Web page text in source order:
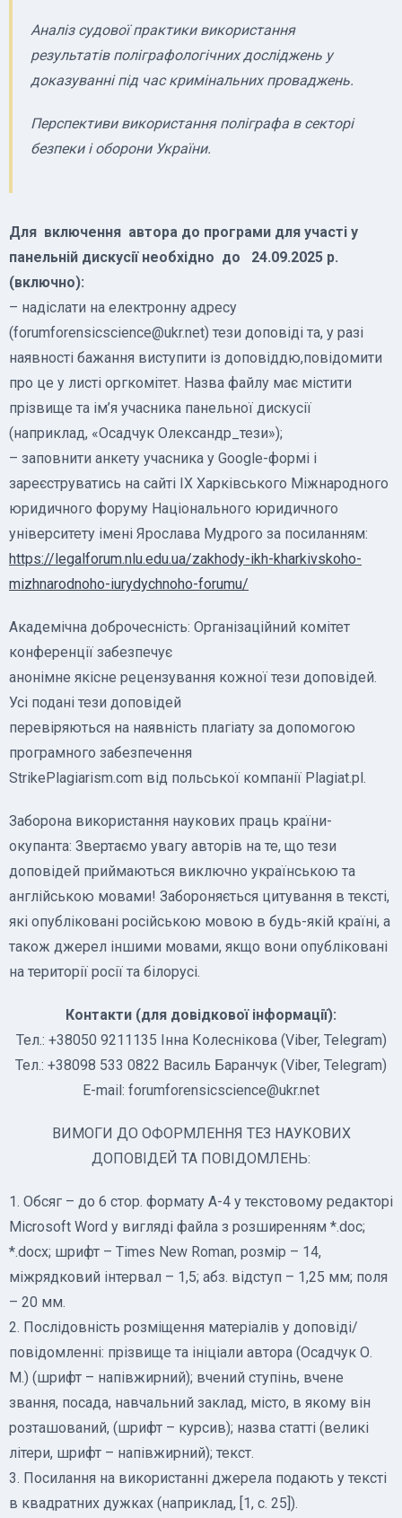
Аналіз судової практики використання
результатів поліграфологічних досліджень у
доказуванні під час кримінальних проваджень.
Перспективи використання поліграфа в секторі
безпеки і оборони України.
Для включення автора до програми для участі у
панельній дискусії необхідно до 24.09.2025 р.
(включно):
– надіслати на електронну адресу
(forumforensicscience@ukr.net) тези доповіді та, у разі
наявності бажання виступити із доповіддю,повідомити
про це у листі оргкомітет. Назва файлу має містити
прізвище та ім’я учасника панельної дискусії
(наприклад, «Осадчук Олександр_тези»);
– заповнити анкету учасника у Google-формі і
зареєструватись на сайті ІХ Харківського Міжнародного
юридичного форуму Національного юридичного
університету імені Ярослава Мудрого за посиланням:
https://legalforum.nlu.edu.ua/zakhody-ikh-kharkivskoho-
mizhnarodnoho-iurydychnoho-forumu/
Академічна доброчесність: Організаційний комітет
конференції забезпечує
анонімне якісне рецензування кожної тези доповідей.
Усі подані тези доповідей
перевіряються на наявність плагіату за допомогою
програмного забезпечення
StrikePlagiarism.com від польської компанії Plagiat.pl.
Заборона використання наукових праць країни-
окупанта: Звертаємо увагу авторів на те, що тези
доповідей приймаються виключно українською та
англійською мовами! Забороняється цитування в тексті,
які опубліковані російською мовою в будь-якій країні, а
також джерел іншими мовами, якщо вони опубліковані
на території росії та білорусі.
Контакти (для довідкової інформації):
Тел.: ‪+38050 9211135‬ Інна Колеснікова (Viber, Telegram)
Тел.: ‪+38098 533 0822‬ Василь Баранчук (Viber, Telegram)
Е-mail: forumforensicscience@ukr.net
ВИМОГИ ДО ОФОРМЛЕННЯ ТЕЗ НАУКОВИХ
ДОПОВІДЕЙ ТА ПОВІДОМЛЕНЬ:
1. Обсяг – до 6 стор. формату А-4 у текстовому редакторі
Microsoft Word у вигляді файла з розширенням *.doc;
*.doсх; шрифт – Times New Roman, розмір – 14,
міжрядковий інтервал – 1,5; абз. відступ – 1,25 мм; поля
– 20 мм.
2. Послідовність розміщення матеріалів у доповіді/
повідомленні: прізвище та ініціали автора (Осадчук О.
М.) (шрифт – напівжирний); вчений ступінь, вчене
звання, посада, навчальний заклад, місто, в якому він
розташований, (шрифт – курсив); назва статті (великі
літери, шрифт – напівжирний); текст.
3. Посилання на використанні джерела подають у тексті
в квадратних дужках (наприклад, [1, с. 25]).